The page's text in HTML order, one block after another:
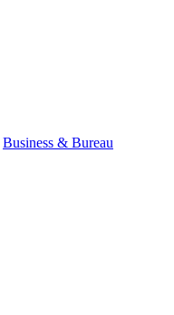
Business & Bureau